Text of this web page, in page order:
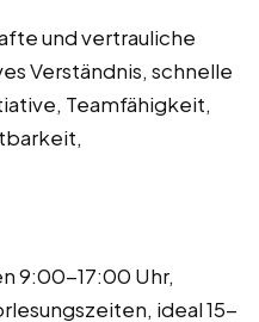
und vertrauliche
Verständnis, schnelle
Teamfähigkeit,
9:00-17:00 Uhr,
ideal 15-